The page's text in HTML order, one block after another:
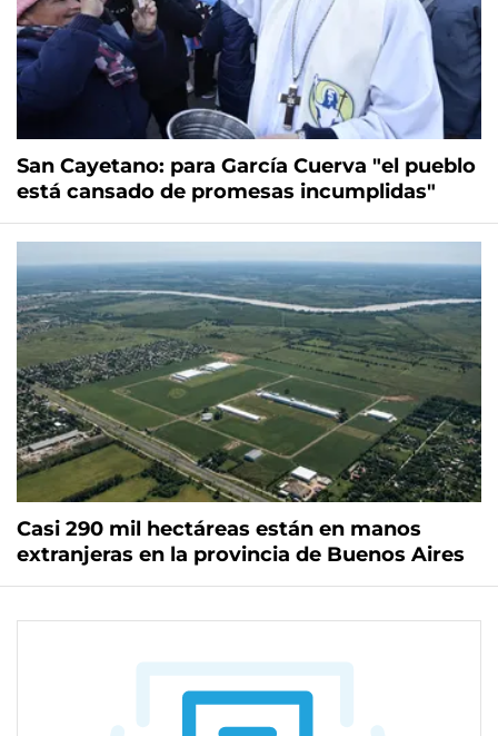
San Cayetano: para García Cuerva "el pueblo
está cansado de promesas incumplidas"
Casi 290 mil hectáreas están en manos
extranjeras en la provincia de Buenos Aires